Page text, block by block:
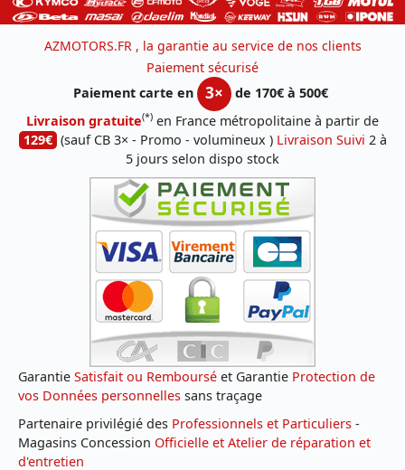
AZMOTORS.FR , la garantie au service de nos clients
Paiement sécurisé
Paiement carte en
3×
de 170€ à 500€
Livraison gratuite(*) en France métropolitaine à partir de
129€ (sauf CB 3× - Promo - volumineux ) Livraison Suivi 2 à
5 jours selon dispo stock
Garantie Satisfait ou Remboursé et Garantie Protection de
vos Données personnelles sans traçage
Partenaire privilégié des Professionnels et Particuliers -
Magasins Concession Officielle et Atelier de réparation et
d'entretien